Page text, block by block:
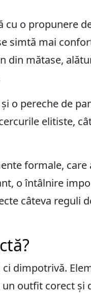
cu o propunere
simtă mai
din mătase,
o pereche de
elitiste,
formale, care
o întâlnire
câteva reguli
dimpotrivă.
outfit corect și